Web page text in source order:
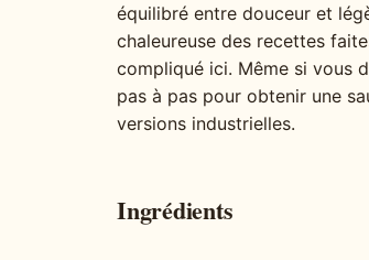
équilibré entre douceur et
chaleureuse des recettes
compliqué ici. Même si vous
pas à pas pour obtenir une
versions industrielles.
Ingrédients